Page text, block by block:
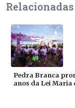
Relacionadas
Pedra Branca
anos da Lei Maria